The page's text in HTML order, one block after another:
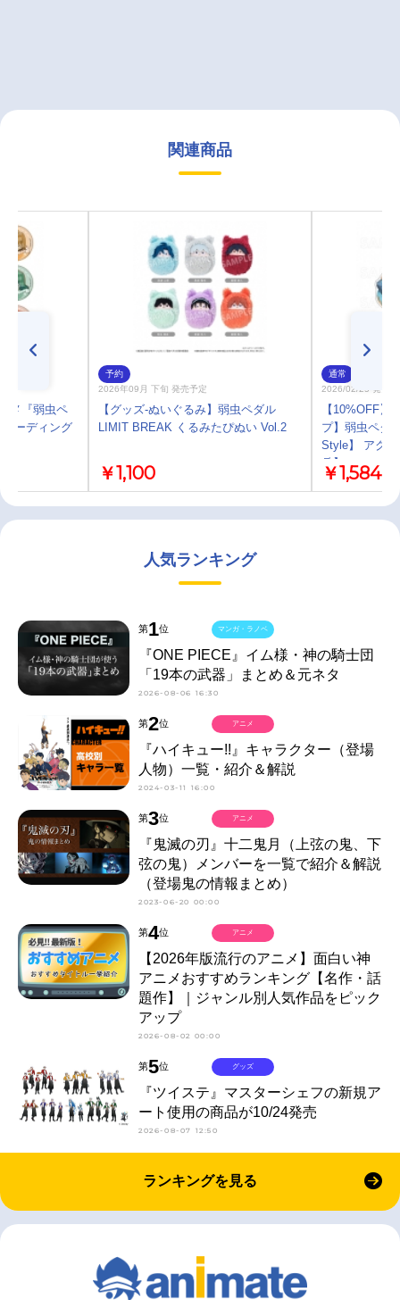
関連商品
メ『弱虫ペ
ーディング
予約
2026年09月 下旬 発売予定
【グッズ-ぬいぐるみ】弱虫ペダル
LIMIT BREAK くるみたぴぬい Vol.2
￥1,100
通常
2026/02/25 発売
【10%OFF】
プ】弱虫ペダ
Style】 アク
岳】
￥1,584
人気ランキング
第1位
『ONE PIECE』イム様・神の騎士団
「19本の武器」まとめ＆元ネタ
2026-08-06 16:30
マンガ・ラノベ
第2位
『ハイキュー!!』キャラクター（登場
人物）一覧・紹介＆解説
2024-03-11 16:00
アニメ
第3位
『鬼滅の刃』十二鬼月（上弦の鬼、下
弦の鬼）メンバーを一覧で紹介＆解説
（登場鬼の情報まとめ）
2023-06-20 00:00
アニメ
第4位
【2026年版流行のアニメ】面白い神
アニメおすすめランキング【名作・話
題作】｜ジャンル別人気作品をピック
アップ
2026-08-02 00:00
アニメ
第5位
『ツイステ』マスターシェフの新規ア
ート使用の商品が10/24発売
2026-08-07 12:50
グッズ
ランキングを見る